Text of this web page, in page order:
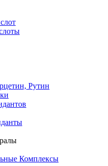
Рутин
Комплексы